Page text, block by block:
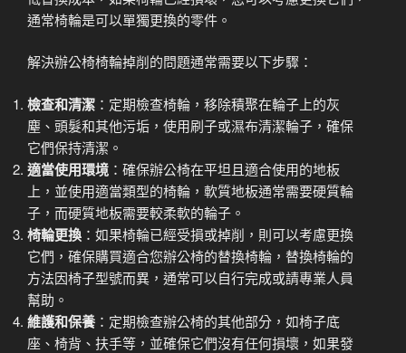
通常椅輪是可以單獨更換的零件。
解決辦公椅椅輪掉削的問題通常需要以下步驟：
檢查和清潔 ：定期檢查椅輪，移除積聚在輪子上的灰
塵、頭髮和其他污垢，使用刷子或濕布清潔輪子，確保
它們保持清潔。
適當使用環境 ：確保辦公椅在平坦且適合使用的地板
上，並使用適當類型的椅輪，軟質地板通常需要硬質輪
子，而硬質地板需要較柔軟的輪子。
椅輪更換 ：如果椅輪已經受損或掉削，則可以考慮更換
它們，確保購買適合您辦公椅的替換椅輪，替換椅輪的
方法因椅子型號而異，通常可以自行完成或請專業人員
幫助。
維護和保養 ：定期檢查辦公椅的其他部分，如椅子底
座、椅背、扶手等，並確保它們沒有任何損壞，如果發